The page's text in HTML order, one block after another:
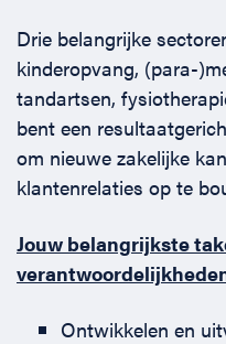
Drie belangrijke
kinderopvang, (para-
tandartsen,
bent een
om nieuwe zakelijke
klantenrelaties op te
Jouw belangrijkste
Ontwikkelen en